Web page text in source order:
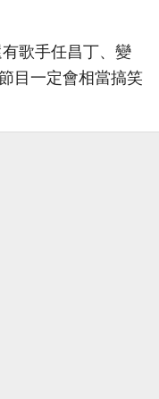
歌手任昌丁、變
目一定會相當搞笑